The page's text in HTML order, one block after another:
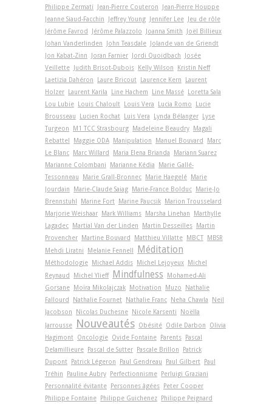
Philippe Zermati
Jean-Pierre Couteron
Jean-Pierre Houppe
Jeanne Siaud-Facchin
Jeffrey Young Jennifer Lee
Jeu de rôle
Jérôme Favrod
Jérôme Palazzolo Joanna Smith
Joël Billieux
Johan Vanderlinden
John Teasdale
Jolande van de Griendt
Jon Kabat-Zinn
Joran Farnier Jordi Quoidbach
Josée
Veillette
Judith Brisot-Dubois Kelly Wilson
Kristin Neff
Laetizia Dahéron
Laure Bricout Laurence Kern
Laurent
Holzer
Laurent Karila Line Hachem Line Massé
Loretta Sala
Lou Lubie
Louis Chaloult Louis Vera Lucia Romo
Lucie
Brousseau
Lucien Rochat Luis Vera Lynda Bélanger
Lyse
Turgeon
M1 TCC Strasbourg Madeleine Beaudry
Magali
Rebattel
Maggie ODA Manipulation Manuel Bouvard
Marc
Le Blanc
Marc Willard Maria Elena Brianda
Mariann Suarez
Marianne Colombani
Marianne Kédia
Marie Gallé-
Tessonneau
Marie Grall-Bronnec Marie Haegelé
Marie
Jourdain
Marie-Claude Saiag Marie-France Bolduc
Marie-Jo
Brennstuhl
Marine Fort Marine Paucsik
Marion Trousselard
Marjorie Weishaar
Mark Williams Marsha Linehan
Marthylle
Lagadec
Martial Van der Linden Martin Desseilles
Martin
Provencher
Martine Bouvard Matthieu Villatte MBCT
MBSR
Mehdi Liratni
Melanie Fennell Méditation
Méthodologie Michael Addis Michel Lejoyeux
Michel
Reynaud
Michel Ylieff Mindfulness
Mohamed-Ali
Gorsane
Moïra Mikolajczak Motivation Muzo
Nathalie
Fallourd
Nathalie Fournet Nathalie Franc Neha Chawla
Neil
Jacobson
Nicolas Duchesne Nicole Karsenti
Noëlla
Jarrousse
Nouveautés Obésité Odile Darbon
Olivia
Hagimont Oncologie Ovide Fontaine Parents
Pascal
Delamillieure
Pascal de Sutter Pascale Brillon
Patrick
Dupont
Patrick Légeron Paul Gendreau Paul Gilbert
Paul
Tréhin
Pauline Aubry Perfectionnisme
Perluigi Graziani
Personnalité évitante
Personnes âgées
Peter Cooper
Philippe Fontaine
Philippe Guichenez
Philippe Peignard